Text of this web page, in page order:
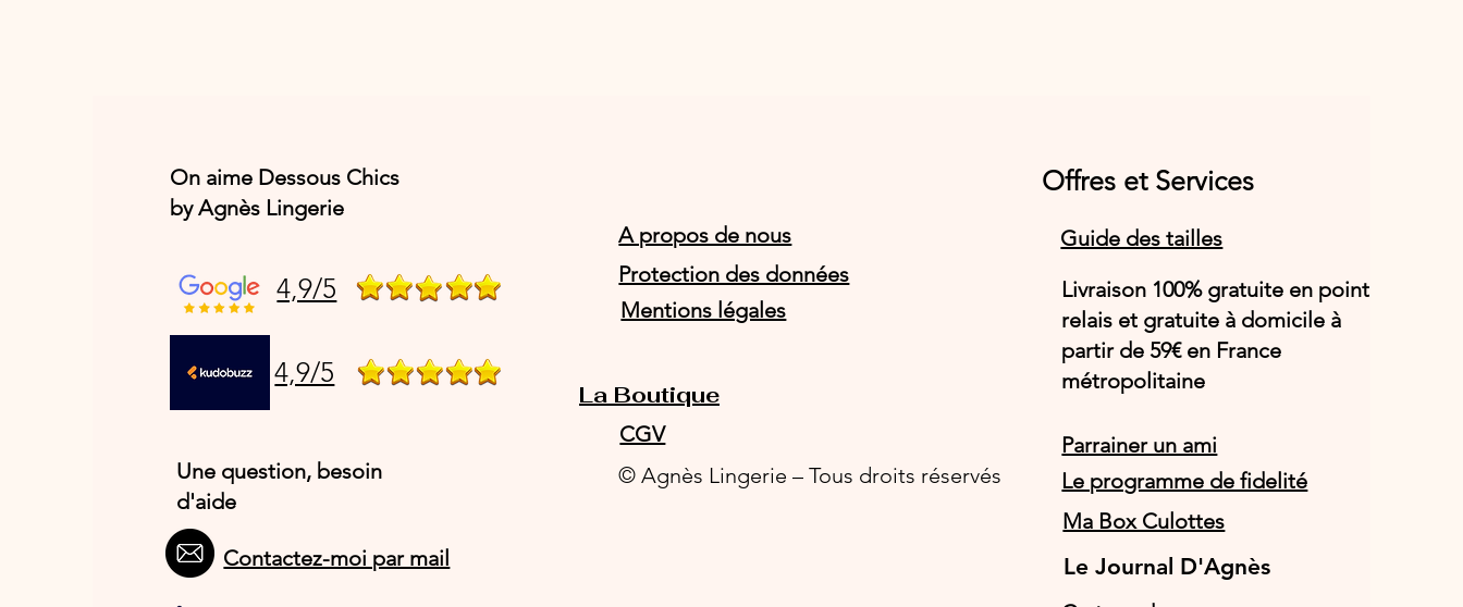
On aime Dessous Chics
by Agnès Lingerie
4,9/5
4,9/5
Une question, besoin
d'aide
Contactez-moi par mail
Offres et Services
A propos de nous
Protection des données
Mentions légales
Guide des tailles
Livraison 100% gratuite en point
relais et gratuite à domicile à
partir de 59€ en France
métropolitaine
CGV
Parrainer un ami
Le programme de fidelité
© Agnès Lingerie – Tous droits réservés
Ma Box Culottes
Le Journal D'Agnès
Le Journal D'Agnès
La Boutique